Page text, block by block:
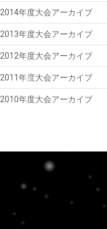
2014年度大会アーカイブ
2013年度大会アーカイブ
2012年度大会アーカイブ
2011年度大会アーカイブ
2010年度大会アーカイブ